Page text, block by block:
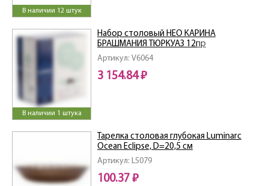
В наличии 12 штук
В наличии 1 штука
Артикул: V6064
Набор столовый НЕО КАРИНА
БРАШМАНИЯ ТЮРКУАЗ 12пр
3 154.84 ₽
Артикул: L5079
Тарелка столовая глубокая Luminarc
Ocean Eclipse, D=20,5 см
100.37 ₽